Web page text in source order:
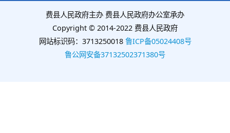
费县人民政府主办 费县人民政府办公室承办
Copyright © 2014-2022 费县人民政府
网站标识码：3713250018 鲁ICP备05024408号
鲁公网安备37132502371380号